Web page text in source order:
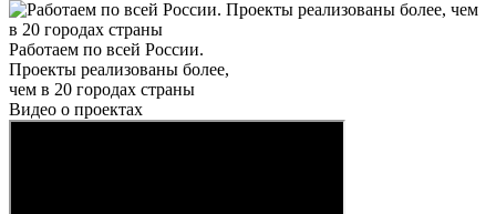
Работаем по всей России.
Проекты реализованы более,
чем в 20 городах страны
Видео о проектах